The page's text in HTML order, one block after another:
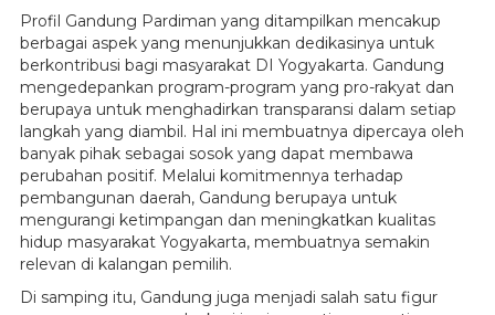
Profil Gandung Pardiman yang ditampilkan mencakup
berbagai aspek yang menunjukkan dedikasinya untuk
berkontribusi bagi masyarakat DI Yogyakarta. Gandung
mengedepankan program-program yang pro-rakyat dan
berupaya untuk menghadirkan transparansi dalam setiap
langkah yang diambil. Hal ini membuatnya dipercaya oleh
banyak pihak sebagai sosok yang dapat membawa
perubahan positif. Melalui komitmennya terhadap
pembangunan daerah, Gandung berupaya untuk
mengurangi ketimpangan dan meningkatkan kualitas
hidup masyarakat Yogyakarta, membuatnya semakin
relevan di kalangan pemilih.
Di samping itu, Gandung juga menjadi salah satu figur